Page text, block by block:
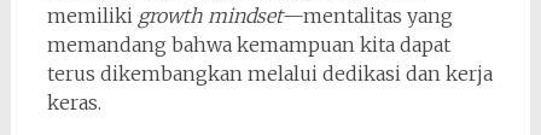
memiliki growth mindset—mentalitas yang
memandang bahwa kemampuan kita dapat
terus dikembangkan melalui dedikasi dan kerja
keras.